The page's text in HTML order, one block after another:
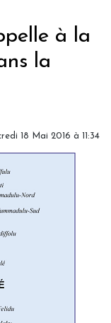
à la
la
18 Mai 2016 à 11:34